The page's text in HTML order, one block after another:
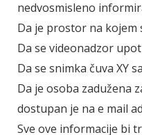
nedvosmisleno
Da je prostor na kojem
Da se videonadzor
Da se snimka čuva XY
Da je osoba zadužena
dostupan je na e mail
Sve ove informacije bi